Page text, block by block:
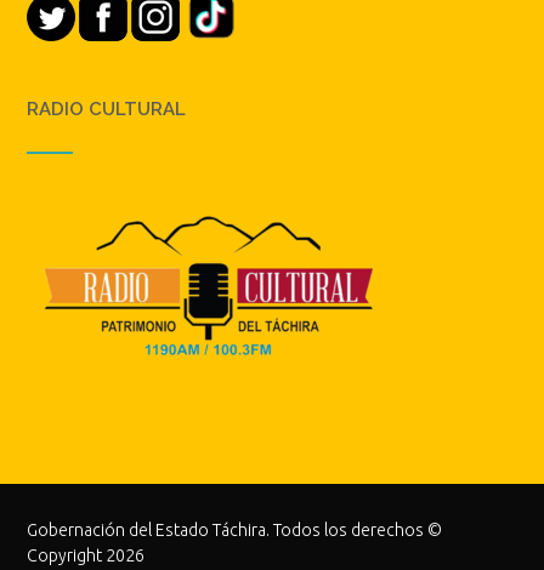
RADIO CULTURAL
Gobernación del Estado Táchira. Todos los derechos ©
Copyright 2026